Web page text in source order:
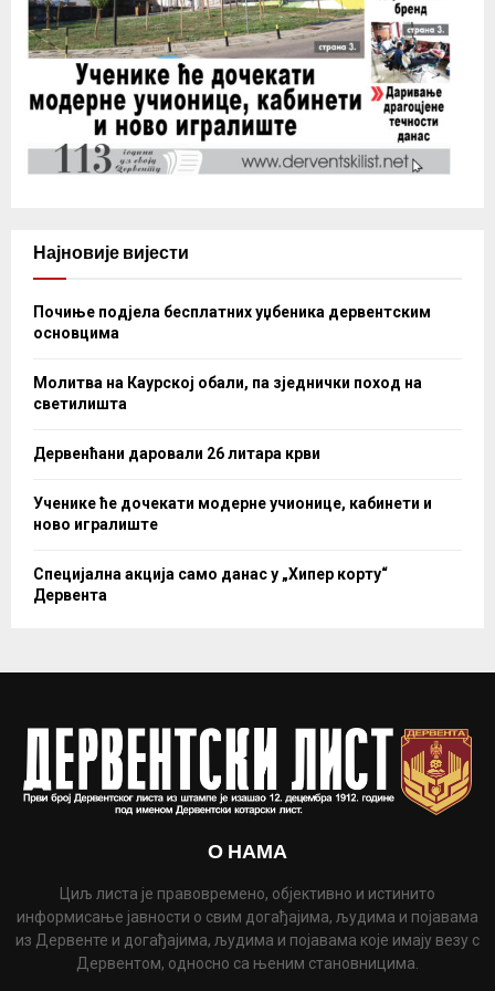
Најновије вијести
Почиње подјела бесплатних уџбеника дервентским
основцима
Молитва на Каурској обали, па зједнички поход на
светилишта
Дервенћани даровали 26 литара крви
Ученике ће дочекати модерне учионице, кабинети и
ново игралиште
Специјална акција само данас у „Хипер корту“
Дервента
О НАМА
Циљ листа је правовремено, објективно и истинито
информисање јавности о свим догађајима, људима и појавама
из Дервенте и догађајима, људима и појавама које имају везу с
Дервентом, односно са њеним становницима.